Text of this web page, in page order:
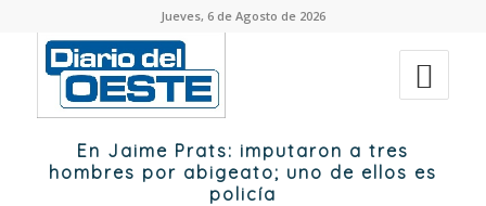
Jueves, 6 de Agosto de 2026
En Jaime Prats: imputaron a tres
hombres por abigeato; uno de ellos es
policía